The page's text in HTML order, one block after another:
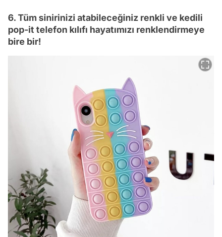
6. Tüm sinirinizi atabileceğiniz renkli ve kedili
pop-it telefon kılıfı hayatımızı renklendirmeye
bire bir!